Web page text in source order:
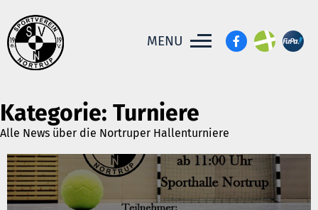
MENU
Kategorie: Turniere
Alle News über die Nortruper Hallenturniere